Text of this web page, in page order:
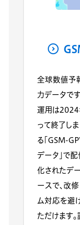
全球数値予
力データで
運用は
って終了し
る「GSM-
データ」で
化されたデ
ースで、改
ム対応を避
ただけます